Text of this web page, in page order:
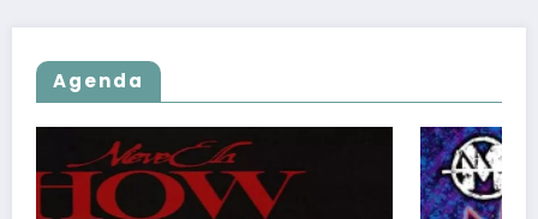
Agenda